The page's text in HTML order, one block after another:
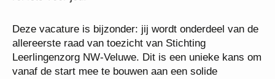
Deze vacature is bijzonder: jij wordt onderdeel van de
allereerste raad van toezicht van Stichting
Leerlingenzorg NW-Veluwe. Dit is een unieke kans om
vanaf de start mee te bouwen aan een solide